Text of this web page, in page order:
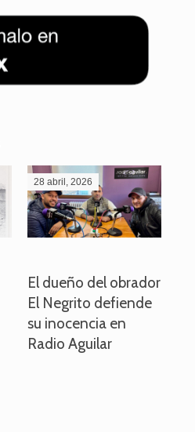
28 abril, 2026
El dueño del obrador
El Negrito defiende
su inocencia en
Radio Aguilar